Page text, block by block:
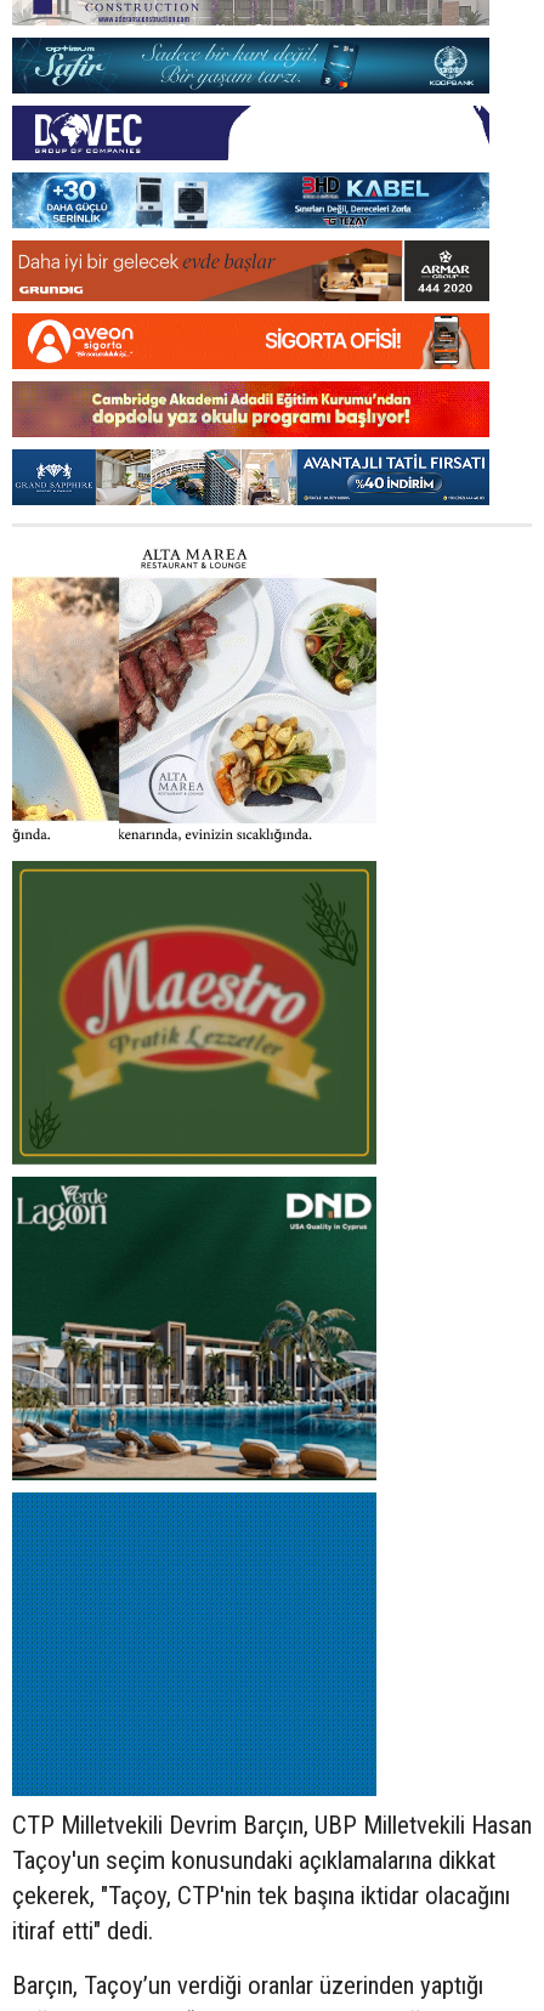
CTP Milletvekili Devrim Barçın, UBP Milletvekili Hasan
Taçoy'un seçim konusundaki açıklamalarına dikkat
çekerek, "Taçoy, CTP'nin tek başına iktidar olacağını
itiraf etti" dedi.
Barçın, Taçoy’un verdiği oranlar üzerinden yaptığı